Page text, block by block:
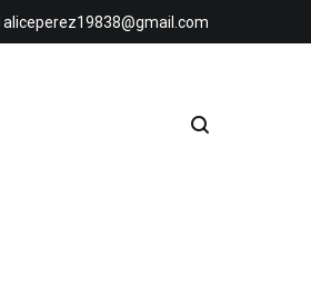
aliceperez19838@gmail.com